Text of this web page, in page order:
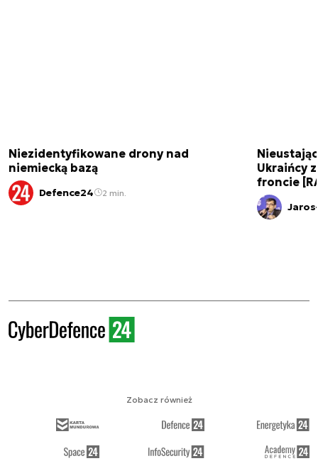
Niezidentyfikowane drony nad
niemiecką bazą
Defence24 2 min.
Ukraińcy
froncie
Zobacz również